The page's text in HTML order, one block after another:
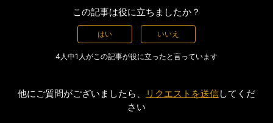
この記事は役に立ちましたか？
はい いいえ
4人中1人がこの記事が役に立ったと言っています
他にご質問がございましたら、 リクエストを送信してくだ
さい